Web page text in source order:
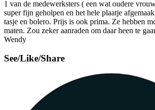
1 van de medewerksters ( een wat oudere
super fijn geholpen en het hele plaatje
tasje en bolero. Prijs is ook prima. Ze hebben
maten. Zou zeker aanraden om daar heen te
Wendy
See/Like/Share